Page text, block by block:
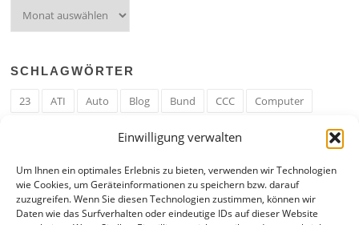
Einwilligung verwalten
Um Ihnen ein optimales Erlebnis zu bieten, verwenden wir Technologien
wie Cookies, um Geräteinformationen zu speichern bzw. darauf
zuzugreifen. Wenn Sie diesen Technologien zustimmen, können wir
Daten wie das Surfverhalten oder eindeutige IDs auf dieser Website
SCHLAGWÖRTER
23 ATI Auto Blog Bund CCC
Computer
Google
Hack Hand HE ICE IE Internet
Krefeld
Liebe Linux u. Software Mail Mann PHP